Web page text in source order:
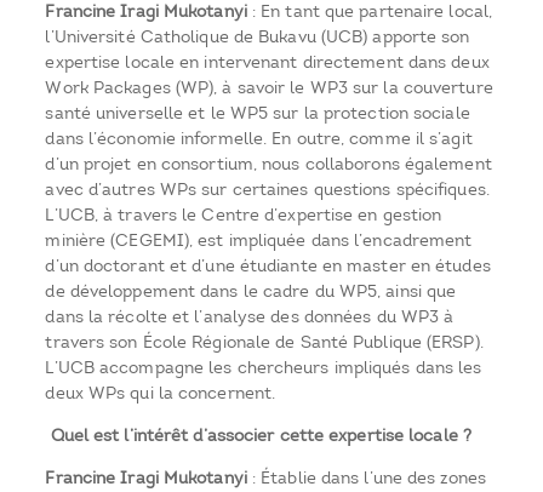
Francine Iragi Mukotanyi : En tant que partenaire local,
l’Université Catholique de Bukavu (UCB) apporte son
expertise locale en intervenant directement dans deux
Work Packages (WP), à savoir le WP3 sur la couverture
santé universelle et le WP5 sur la protection sociale
dans l’économie informelle. En outre, comme il s’agit
d’un projet en consortium, nous collaborons également
avec d’autres WPs sur certaines questions spécifiques.
L’UCB, à travers le Centre d’expertise en gestion
minière (CEGEMI), est impliquée dans l’encadrement
d’un doctorant et d’une étudiante en master en études
de développement dans le cadre du WP5, ainsi que
dans la récolte et l’analyse des données du WP3 à
travers son École Régionale de Santé Publique (ERSP).
L’UCB accompagne les chercheurs impliqués dans les
deux WPs qui la concernent.
Quel est l’intérêt d’associer cette expertise locale ?
Francine Iragi Mukotanyi : Établie dans l’une des zones